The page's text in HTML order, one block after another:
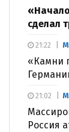
сделал
«Камни
21:22
Россия
21:02